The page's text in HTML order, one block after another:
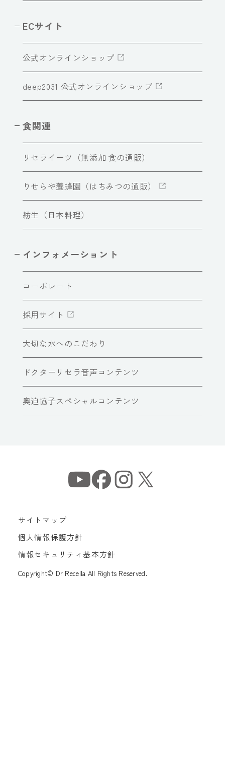
ECサイト
公式オンラインショップ
deep2031 公式オンラインショップ
食関連
リセライーツ（無添加 食の通販）
りせらや養蜂園（はちみつの通販）
紡生（日本料理）
インフォメーショント
コーポレート
採用サイト
大切な水へのこだわり
ドクターリセラ音声コンテンツ
奥迫協子スペシャルコンテンツ
サイトマップ
個人情報保護方針
情報セキュリティ基本方針
Copyright© Dr Recella All Rights Reserved.